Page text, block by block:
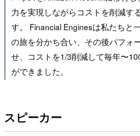
力を実現しながらコストを削減す
す。 Financial Enginesは私たちと
の旅を分かち合い、その後パフォ
せ、コストを1/3削減して毎年〜
ができました。
スピーカー